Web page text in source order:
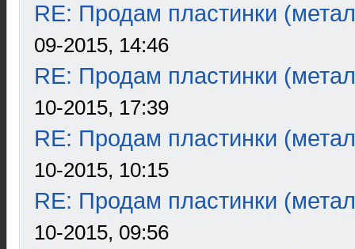
RE: Продам пластинки
09-2015, 14:46
RE: Продам пластинки
10-2015, 17:39
RE: Продам пластинки
10-2015, 10:15
RE: Продам пластинки
10-2015, 09:56